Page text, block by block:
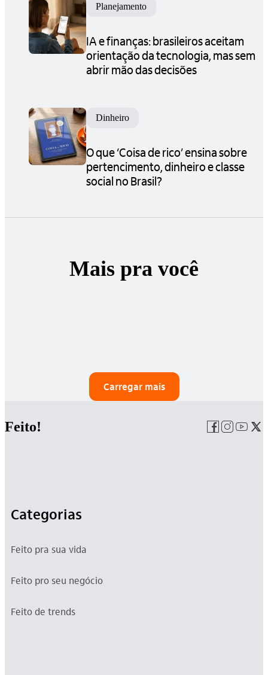
Planejamento
IA e finanças: brasileiros aceitam
orientação da tecnologia, mas sem
abrir mão das decisões
Dinheiro
O que ‘Coisa de rico’ ensina sobre
pertencimento, dinheiro e classe
social no Brasil?
Mais pra você
Carregar mais
Feito!
Categorias
Feito pra sua vida
Feito pro seu negócio
Feito de trends